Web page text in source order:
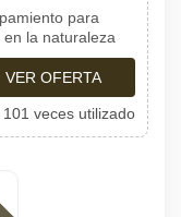
para
la naturaleza
VER OFERTA
101 veces utilizado